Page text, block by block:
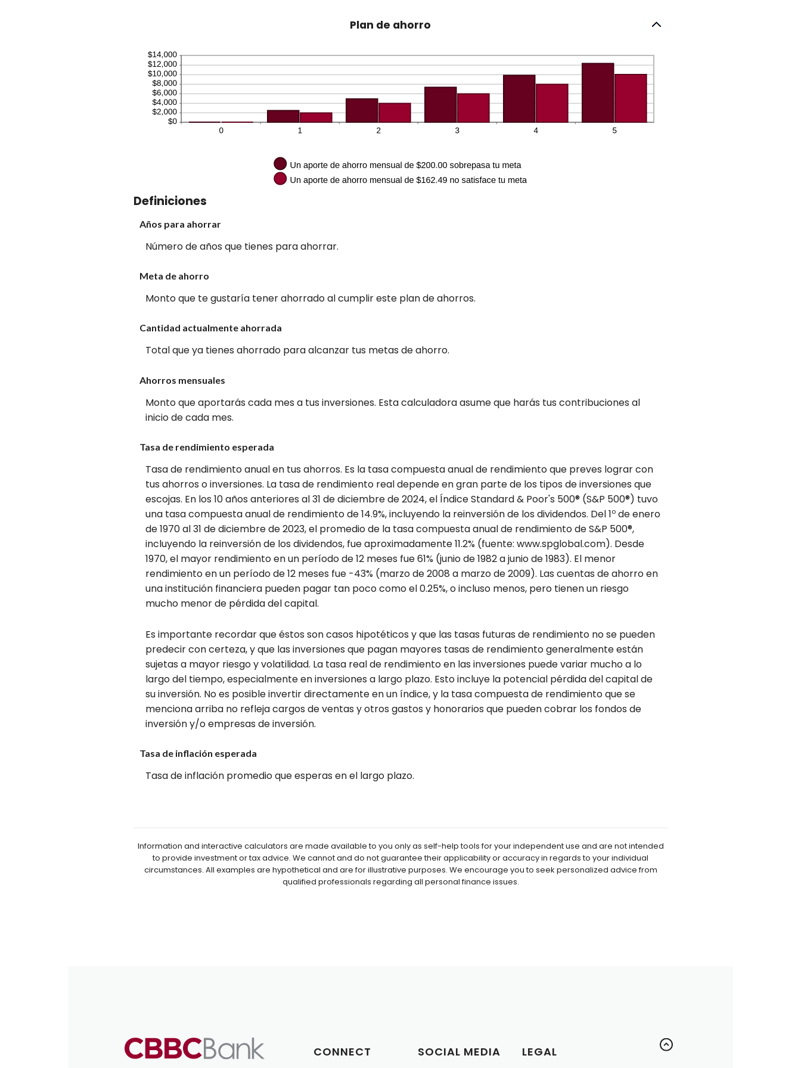
Plan de ahorro
Definiciones
Años para ahorrar
Número de años que tienes para ahorrar.
Meta de ahorro
Monto que te gustaría tener ahorrado al cumplir este plan de ahorros.
Cantidad actualmente ahorrada
Total que ya tienes ahorrado para alcanzar tus metas de ahorro.
Ahorros mensuales
Monto que aportarás cada mes a tus inversiones. Esta calculadora asume que harás tus contribuciones al
inicio de cada mes.
Tasa de rendimiento esperada
Tasa de rendimiento anual en tus ahorros. Es la tasa compuesta anual de rendimiento que preves lograr con
tus ahorros o inversiones. La tasa de rendimiento real depende en gran parte de los tipos de inversiones que
escojas. En los 10 años anteriores al 31 de diciembre de 2024, el Índice Standard & Poor's 500® (S&P 500®) tuvo
una tasa compuesta anual de rendimiento de 14.9%, incluyendo la reinversión de los dividendos. Del 1o de enero
de 1970 al 31 de diciembre de 2023, el promedio de la tasa compuesta anual de rendimiento de S&P 500®,
incluyendo la reinversión de los dividendos, fue aproximadamente 11.2% (fuente: www.spglobal.com). Desde
1970, el mayor rendimiento en un período de 12 meses fue 61% (junio de 1982 a junio de 1983). El menor
rendimiento en un período de 12 meses fue -43% (marzo de 2008 a marzo de 2009). Las cuentas de ahorro en
una institución financiera pueden pagar tan poco como el 0.25%, o incluso menos, pero tienen un riesgo
mucho menor de pérdida del capital.
Es importante recordar que éstos son casos hipotéticos y que las tasas futuras de rendimiento no se pueden
predecir con certeza, y que las inversiones que pagan mayores tasas de rendimiento generalmente están
sujetas a mayor riesgo y volatilidad. La tasa real de rendimiento en las inversiones puede variar mucho a lo
largo del tiempo, especialmente en inversiones a largo plazo. Esto incluye la potencial pérdida del capital de
su inversión. No es posible invertir directamente en un índice, y la tasa compuesta de rendimiento que se
menciona arriba no refleja cargos de ventas y otros gastos y honorarios que pueden cobrar los fondos de
inversión y/o empresas de inversión.
Tasa de inflación esperada
Tasa de inflación promedio que esperas en el largo plazo.
Information and interactive calculators are made available to you only as self-help tools for your independent use and are not intended
to provide investment or tax advice. We cannot and do not guarantee their applicability or accuracy in regards to your individual
circumstances. All examples are hypothetical and are for illustrative purposes. We encourage you to seek personalized advice from
qualified professionals regarding all personal finance issues.
CONNECT SOCIAL MEDIA LEGAL